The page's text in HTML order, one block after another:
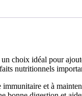
choix idéal pour
nutritionnels
et à